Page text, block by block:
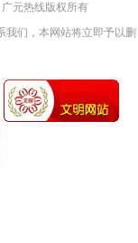
元热线版权所有
我们，本网站将立即予以删